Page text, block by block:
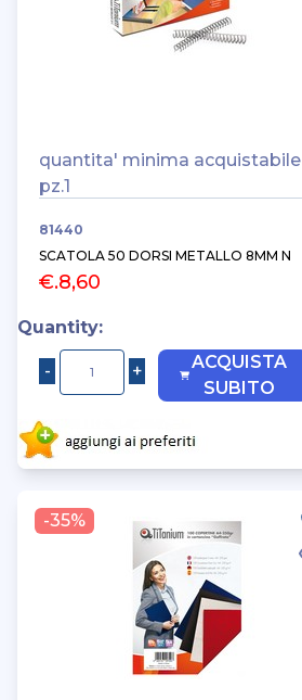
quantita' minima acquistabile
pz.1
81440
SCATOLA 50 DORSI METALLO 8MM N
€.8,60
Quantity:
ACQUISTA
SUBITO
-35%